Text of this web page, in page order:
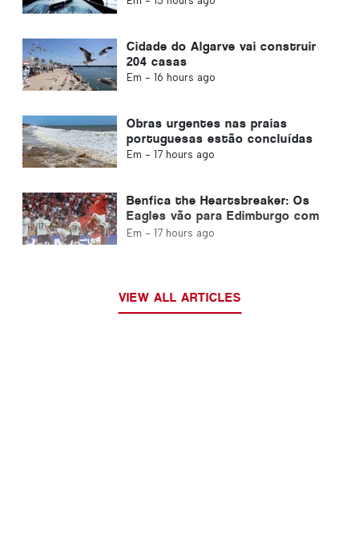
Cidade do Algarve vai construir
204 casas
Em - 16 hours ago
Obras urgentes nas praias
portuguesas estão concluídas
Em - 17 hours ago
Benfica the Heartsbreaker: Os
Eagles vão para Edimburgo com
um pé já na próxima fase
Em - 17 hours ago
VIEW ALL ARTICLES